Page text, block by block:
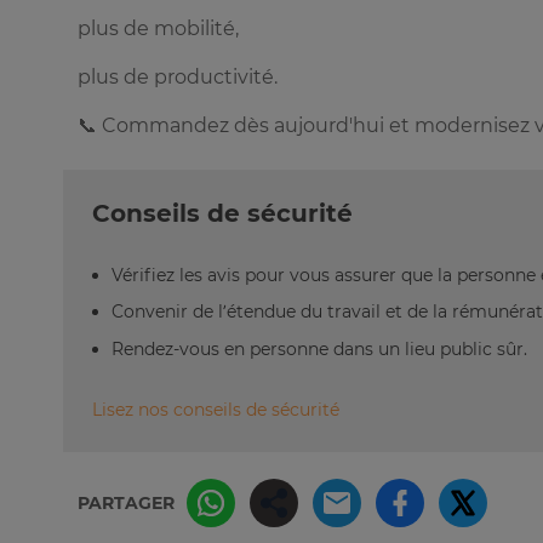
plus de mobilité,
plus de productivité.
📞 Commandez dès aujourd'hui et modernisez
Conseils de sécurité
Vérifiez les avis pour vous assurer que la personne
Convenir de l’étendue du travail et de la
Rendez-vous en personne dans un lieu public sûr.
Lisez nos conseils de sécurité
PARTAGER